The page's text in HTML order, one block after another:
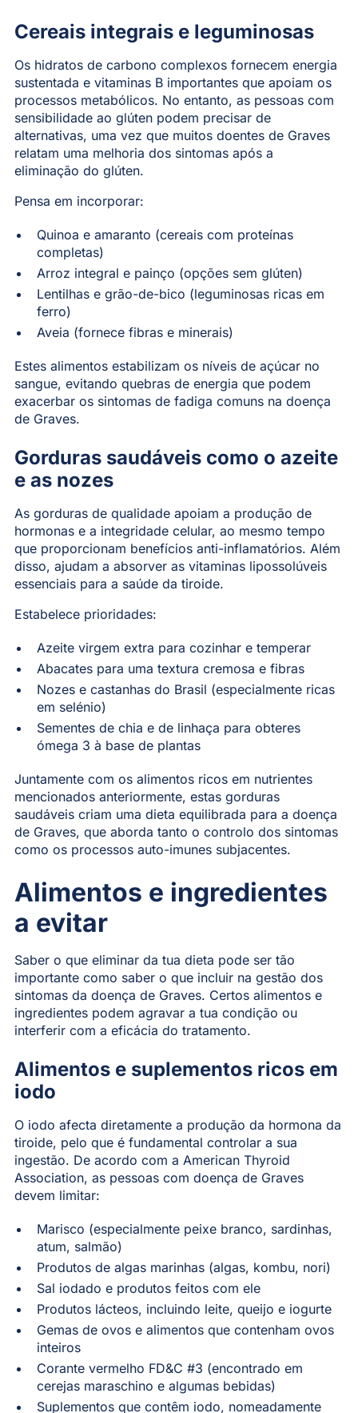
Cereais integrais e leguminosas
Os hidratos de carbono complexos fornecem energia
sustentada e vitaminas B importantes que apoiam os
processos metabólicos. No entanto, as pessoas com
sensibilidade ao glúten podem precisar de
alternativas, uma vez que muitos doentes de Graves
relatam uma melhoria dos sintomas após a
eliminação do glúten.
Pensa em incorporar:
Quinoa e amaranto (cereais com proteínas
completas)
Arroz integral e painço (opções sem glúten)
Lentilhas e grão-de-bico (leguminosas ricas em
ferro)
Aveia (fornece fibras e minerais)
Estes alimentos estabilizam os níveis de açúcar no
sangue, evitando quebras de energia que podem
exacerbar os sintomas de fadiga comuns na doença
de Graves.
Gorduras saudáveis como o azeite
e as nozes
As gorduras de qualidade apoiam a produção de
hormonas e a integridade celular, ao mesmo tempo
que proporcionam benefícios anti-inflamatórios. Além
disso, ajudam a absorver as vitaminas lipossolúveis
essenciais para a saúde da tiroide.
Estabelece prioridades:
Azeite virgem extra para cozinhar e temperar
Abacates para uma textura cremosa e fibras
Nozes e castanhas do Brasil (especialmente ricas
em selénio)
Sementes de chia e de linhaça para obteres
ómega 3 à base de plantas
Juntamente com os alimentos ricos em nutrientes
mencionados anteriormente, estas gorduras
saudáveis criam uma dieta equilibrada para a doença
de Graves, que aborda tanto o controlo dos sintomas
como os processos auto-imunes subjacentes.
Alimentos e ingredientes
a evitar
Saber o que eliminar da tua dieta pode ser tão
importante como saber o que incluir na gestão dos
sintomas da doença de Graves. Certos alimentos e
ingredientes podem agravar a tua condição ou
interferir com a eficácia do tratamento.
Alimentos e suplementos ricos em
iodo
O iodo afecta diretamente a produção da hormona da
tiroide, pelo que é fundamental controlar a sua
ingestão. De acordo com a American Thyroid
Association, as pessoas com doença de Graves
devem limitar:
Marisco (especialmente peixe branco, sardinhas,
atum, salmão)
Produtos de algas marinhas (algas, kombu, nori)
Sal iodado e produtos feitos com ele
Produtos lácteos, incluindo leite, queijo e iogurte
Gemas de ovos e alimentos que contenham ovos
inteiros
Corante vermelho FD&C #3 (encontrado em
cerejas maraschino e algumas bebidas)
Suplementos que contêm iodo, nomeadamente